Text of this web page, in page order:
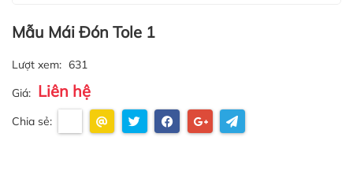
Mẫu Mái Đón Tole 1
Lượt xem: 631
Giá: Liên hệ
Chia sẻ: